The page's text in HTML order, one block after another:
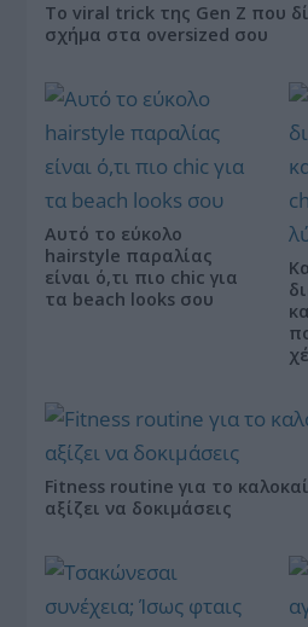
Το viral trick της Gen Z που
σχήμα στα oversized σου
Αυτό το εύκολο
hairstyle παραλίας
είναι ό,τι πιο chic για
τα beach looks σου
Fitness routine για το
αξίζει να δοκιμάσεις